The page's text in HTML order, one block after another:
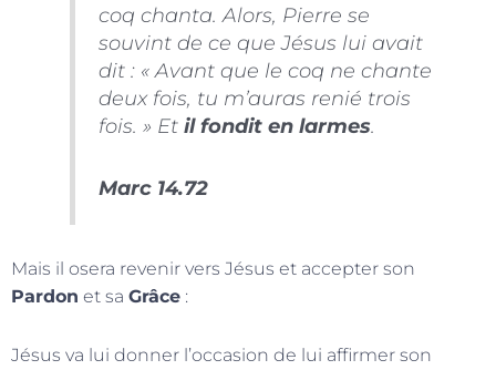
coq chanta. Alors, Pierre se
souvint de ce que Jésus lui avait
dit : « Avant que le coq ne chante
deux fois, tu m’auras renié trois
fois. » Et il fondit en larmes.
Marc 14.72
​Mais il osera revenir vers Jésus et accepter son
Pardon et sa Grâce :
Jésus va lui donner l’occasion de lui affirmer son